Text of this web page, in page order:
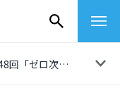
【3/9】特別講座「宥学会・遊学塾」第48回「ゼロ次元−岩田信市とその周辺から」 講師：筒井宏樹